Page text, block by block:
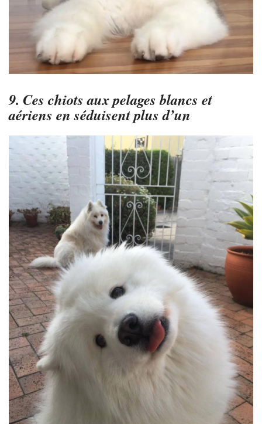
9. Ces chiots aux pelages blancs et
aériens en séduisent plus d’un